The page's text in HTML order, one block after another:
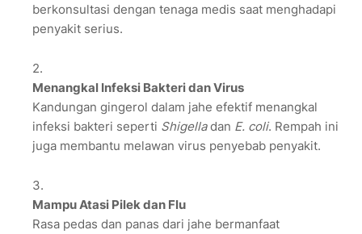
berkonsultasi dengan tenaga medis saat menghadapi
penyakit serius.
Menangkal Infeksi Bakteri dan Virus
Kandungan gingerol dalam jahe efektif menangkal
infeksi bakteri seperti Shigelladan E. coli. Rempah ini
juga membantu melawan virus penyebab penyakit.
Mampu Atasi Pilek dan Flu
Rasa pedas dan panas dari jahe bermanfaat